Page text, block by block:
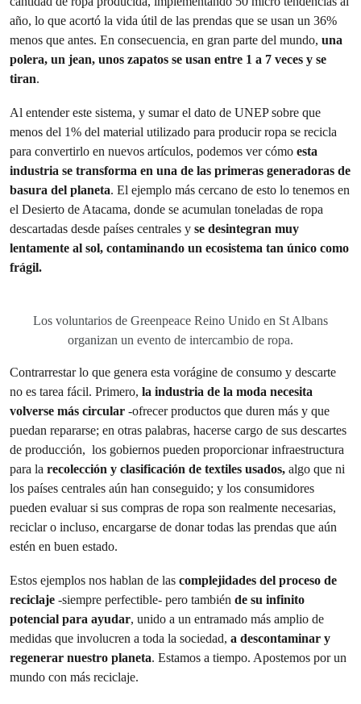
año, lo que acortó la vida útil de las prendas que se usan un 36%
menos que antes. En consecuencia, en gran parte del mundo, una
polera, un jean, unos zapatos se usan entre 1 a 7 veces y se
tiran.
Al entender este sistema, y sumar el dato de UNEP sobre que
menos del 1% del material utilizado para producir ropa se recicla
para convertirlo en nuevos artículos, podemos ver cómo esta
industria se transforma en una de las primeras generadoras de
basura del planeta. El ejemplo más cercano de esto lo tenemos en
el Desierto de Atacama, donde se acumulan toneladas de ropa
descartadas desde países centrales y se desintegran muy
lentamente al sol, contaminando un ecosistema tan único como
frágil.
Los voluntarios de Greenpeace Reino Unido en St Albans
organizan un evento de intercambio de ropa.
Contrarrestar lo que genera esta vorágine de consumo y descarte
no es tarea fácil. Primero, la industria de la moda necesita
volverse más circular -ofrecer productos que duren más y que
puedan repararse; en otras palabras, hacerse cargo de sus descartes
de producción, los gobiernos pueden proporcionar infraestructura
para la recolección y clasificación de textiles usados, algo que ni
los países centrales aún han conseguido; y los consumidores
pueden evaluar si sus compras de ropa son realmente necesarias,
reciclar o incluso, encargarse de donar todas las prendas que aún
estén en buen estado.
Estos ejemplos nos hablan de las complejidades del proceso de
reciclaje -siempre perfectible- pero también de su infinito
potencial para ayudar, unido a un entramado más amplio de
medidas que involucren a toda la sociedad, a descontaminar y
regenerar nuestro planeta. Estamos a tiempo. Apostemos por un
mundo con más reciclaje.